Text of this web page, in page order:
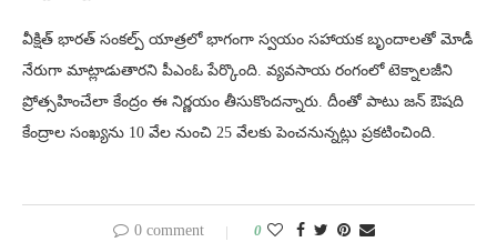
వీక్షిత్ భారత్ సంకల్ప్ యాత్రలో భాగంగా స్వయం సహాయక బృందాలతో మోడీ
నేరుగా మాట్లాడుతారని పీఎంఓ పేర్కొంది. వ్యవసాయ రంగంలో టెక్నాలజీని
ప్రోత్సహించేలా కేంద్రం ఈ నిర్ణయం తీసుకొందన్నారు. దీంతో పాటు జన్ ఔషది
కేంద్రాల సంఖ్యను 10 వేల నుంచి 25 వేలకు పెంచనున్నట్లు ప్రకటించింది.
0 comment 0